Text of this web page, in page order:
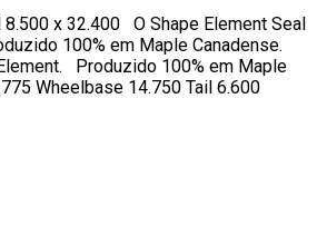
8.500 x 32.400 O Shape Element Seal
100% em Maple Canadense.
Produzido 100% em Maple
Wheelbase 14.750 Tail 6.600